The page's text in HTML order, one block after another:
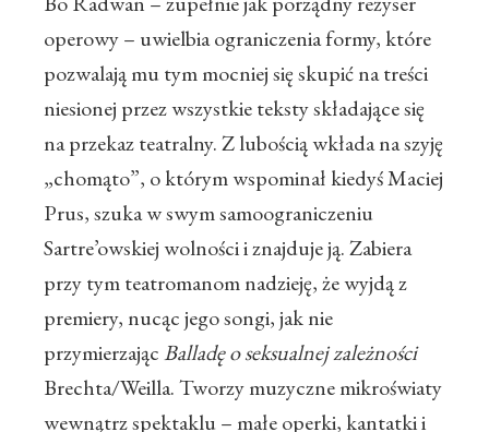
operowy – uwielbia ograniczenia formy, które
pozwalają mu tym mocniej się skupić na treści
niesionej przez wszystkie teksty składające się
na przekaz teatralny. Z lubością wkłada na szyję
„chomąto”, o którym wspominał kiedyś Maciej
Prus, szuka w swym samoograniczeniu
Sartre’owskiej wolności i znajduje ją. Zabiera
przy tym teatromanom nadzieję, że wyjdą z
premiery, nucąc jego songi, jak nie
przymierzającBalladę o seksualnej zależności
Brechta/Weilla. Tworzy muzyczne mikroświaty
wewnątrz spektaklu – małe operki, kantatki i